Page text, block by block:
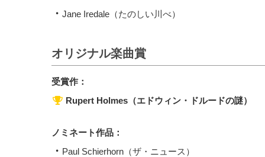
Jane Iredale（たのしい川べ）
オリジナル楽曲賞
受賞作：
Rupert Holmes（エドウィン・ドルードの謎）
ノミネート作品：
Paul Schierhorn（ザ・ニュース）